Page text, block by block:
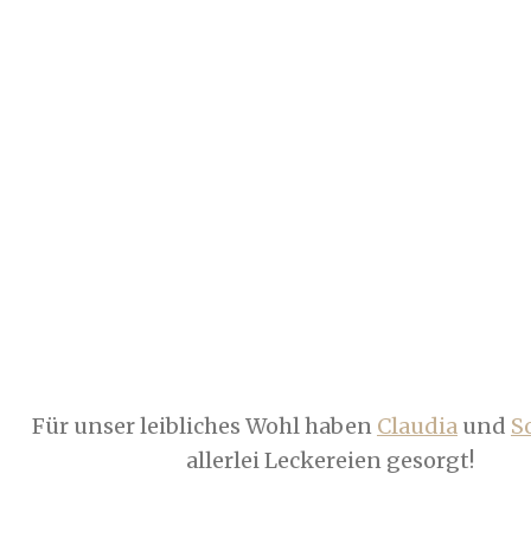
Für unser leibliches Wohl haben Claudia und
allerlei Leckereien gesorgt!